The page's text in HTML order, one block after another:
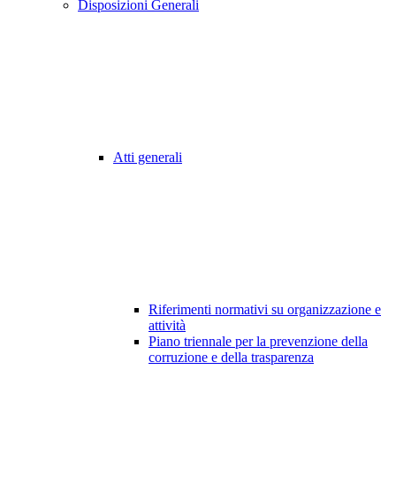
Disposizioni Generali
Atti generali
Riferimenti normativi su organizzazione e
attività
Piano triennale per la prevenzione della
corruzione e della trasparenza